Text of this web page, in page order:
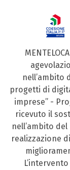
nell’ambito
progetti di
imprese” -
ricevuto il
nell’ambito del
realizzazione